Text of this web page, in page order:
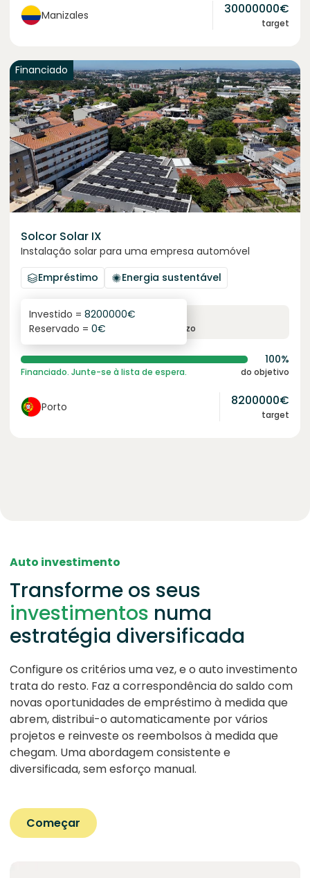
Manizales 30000000€
target
Financiado
Solcor Solar IX
Instalação solar para uma empresa automóvel
Empréstimo
Energia sustentável
6.1%
juro anual prazo
Investido = 8200000€
Reservado = 0€
100%
Financiado. Junte-se à lista de espera. do objetivo
Porto 8200000€
target
Auto investimento
Transforme os seus
investimentos numa
estratégia diversificada
Configure os critérios uma vez, e o auto investimento
trata do resto. Faz a correspondência do saldo com
novas oportunidades de empréstimo à medida que
abrem, distribui-o automaticamente por vários
projetos e reinveste os reembolsos à medida que
chegam. Uma abordagem consistente e
diversificada, sem esforço manual.
Começar